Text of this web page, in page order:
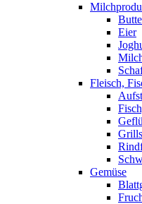
Eier
Fleisch,
Gemüse